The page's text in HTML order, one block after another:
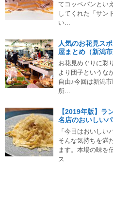
てコッペパンとい
してくれた「サン
い...
人気のお花見ス
屋まとめ（新潟市
お花見めぐりに彩
より団子というな
自由♪今回は新潟
所...
【2019年版】ラ
名店のおいしい
「今日はおいしい
そんな気持ちを満
ます。本場の味を
ス...